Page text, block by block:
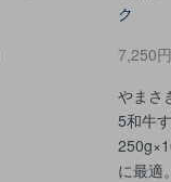
ク
7,250
やまさ
5和牛
に最適